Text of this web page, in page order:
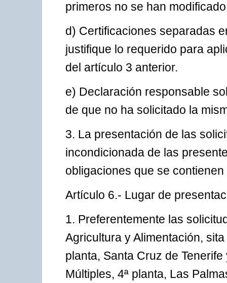
primeros no se han
d) Certificaciones separadas
justifique lo requerido para
del artículo 3 anterior.
e) Declaración responsable
de que no ha solicitado la
3. La presentación de las
incondicionada de las
obligaciones que se
Artículo 6.- Lugar de
1. Preferentemente las
Agricultura y Alimentación,
planta, Santa Cruz de
Múltiples, 4ª planta, Las